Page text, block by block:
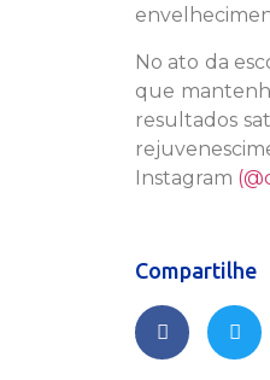
No ato da
que
resultados
Instagram
Compartilhe